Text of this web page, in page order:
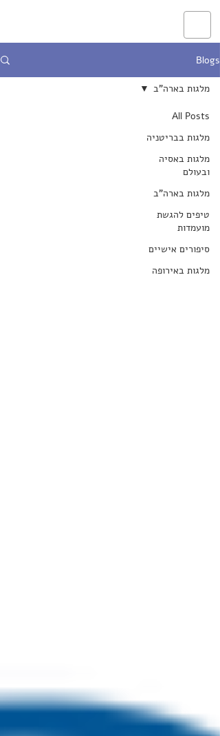
Blogs
All Posts
מלגות בבריטניה
מלגות באסיה
ובעולם
מלגות בארה"ב
טיפים להגשת
מועמדות
סיפורים אישיים
מלגות באירופה
מלגות בארה"ב